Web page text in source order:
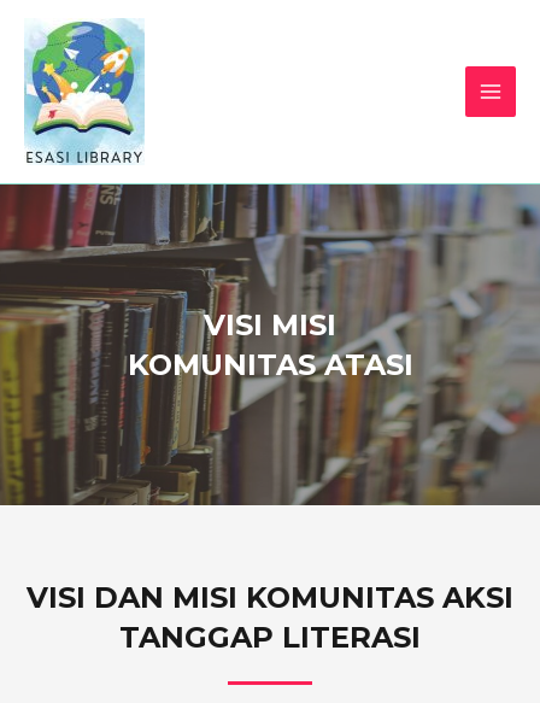
VISI MISI
KOMUNITAS ATASI
VISI DAN MISI KOMUNITAS AKSI
TANGGAP LITERASI